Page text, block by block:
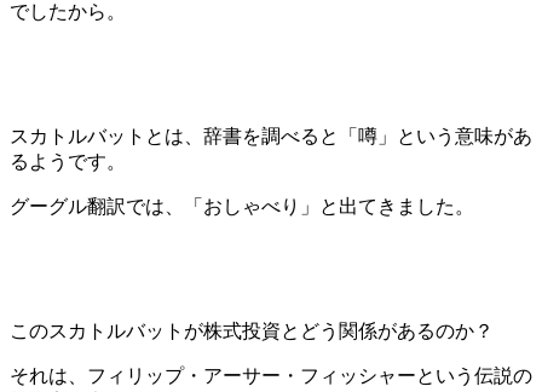
でしたから。
スカトルバットとは、辞書を調べると「噂」という意味があ
るようです。
グーグル翻訳では、「おしゃべり」と出てきました。
このスカトルバットが株式投資とどう関係があるのか？
それは、フィリップ・アーサー・フィッシャーという伝説の